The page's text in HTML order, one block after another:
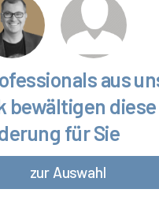
aus
bewältigen diese
für Sie
zur Auswahl